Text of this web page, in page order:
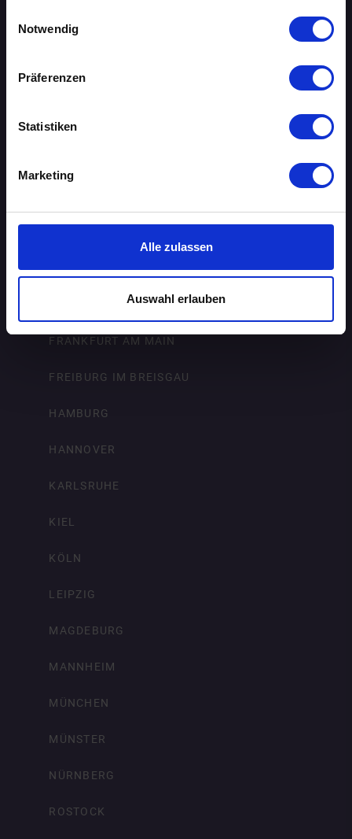
Notwendig
Präferenzen
Statistiken
Marketing
Alle zulassen
Auswahl erlauben
BERLIN
BIELEFELD
DRESDEN
FRANKFURT AM MAIN
FREIBURG IM BREISGAU
HAMBURG
HANNOVER
KARLSRUHE
KIEL
KÖLN
LEIPZIG
MAGDEBURG
MANNHEIM
MÜNCHEN
MÜNSTER
NÜRNBERG
ROSTOCK